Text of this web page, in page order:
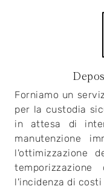
Forniamo un
per la custodia
in attesa di
manutenzione
l'ottimizzazione
l'incidenza di